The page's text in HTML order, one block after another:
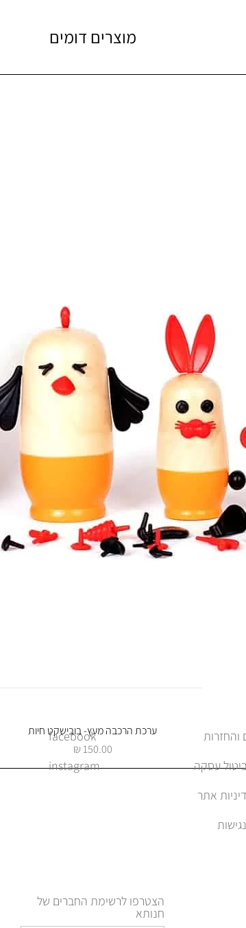
מוצרים דומים
תצוגה מהירה
ערכת הרכבה מעץ- בובישקט חיות
מחיר
facebook
instagram
עסקה
אתר
הצטרפו לרשימת החברים של
חנותא